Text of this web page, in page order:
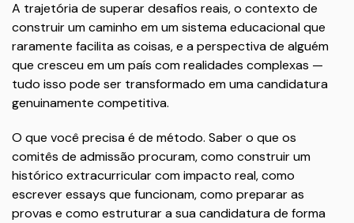
A trajetória de superar desafios reais, o contexto de
construir um caminho em um sistema educacional que
raramente facilita as coisas, e a perspectiva de alguém
que cresceu em um país com realidades complexas —
tudo isso pode ser transformado em uma candidatura
genuinamente competitiva.
O que você precisa é de método. Saber o que os
comitês de admissão procuram, como construir um
histórico extracurricular com impacto real, como
escrever essays que funcionam, como preparar as
provas e como estruturar a sua candidatura de forma